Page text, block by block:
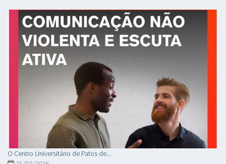
O Centro Universitário de Patos de...